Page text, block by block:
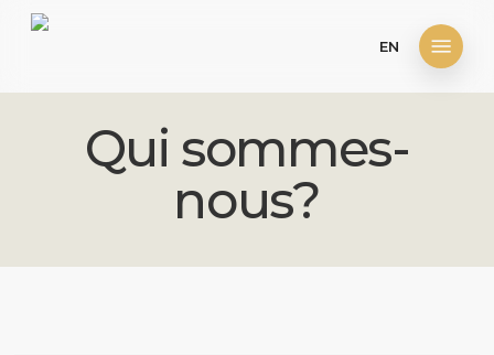
Skip
EN
Menu
Qui sommes-
nous?